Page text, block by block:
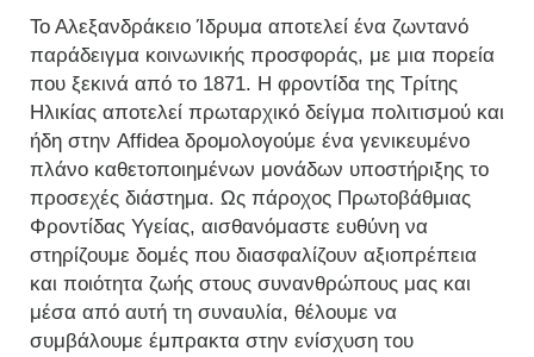
Το Αλεξανδράκειο Ίδρυμα αποτελεί ένα ζωντανό
παράδειγμα κοινωνικής προσφοράς, με μια πορεία
που ξεκινά από το 1871. Η φροντίδα της Τρίτης
Ηλικίας αποτελεί πρωταρχικό δείγμα πολιτισμού και
ήδη στην Affidea δρομολογούμε ένα γενικευμένο
πλάνο καθετοποιημένων μονάδων υποστήριξης το
προσεχές διάστημα. Ως πάροχος Πρωτοβάθμιας
Φροντίδας Υγείας, αισθανόμαστε ευθύνη να
στηρίζουμε δομές που διασφαλίζουν αξιοπρέπεια
και ποιότητα ζωής στους συνανθρώπους μας και
μέσα από αυτή τη συναυλία, θέλουμε να
συμβάλουμε έμπρακτα στην ενίσχυση του